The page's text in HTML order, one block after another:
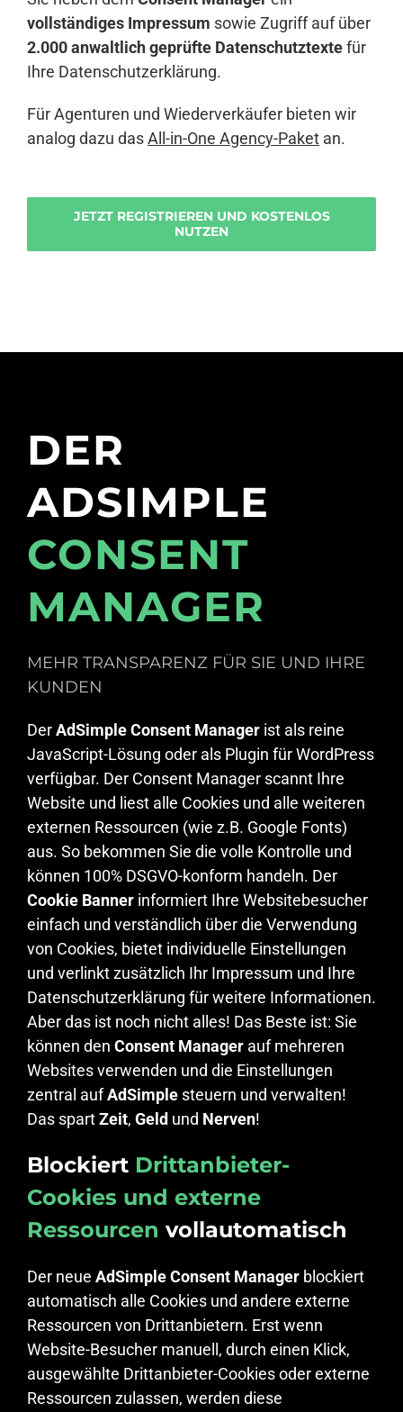
vollständiges Impressum sowie Zugriff auf über
2.000 anwaltlich geprüfte Datenschutztextefür
Ihre Datenschutzerklärung.
Für Agenturen und Wiederverkäufer bieten wir
analog dazu dasAll-in-One Agency-Paket an.
JETZT REGISTRIEREN UND KOSTENLOS
NUTZEN
DER
ADSIMPLE
CONSENT
MANAGER
MEHR TRANSPARENZ FÜR SIE UND IHRE
KUNDEN
DerAdSimple Consent Manager ist als reine
JavaScript-Lösung oder als Plugin für WordPress
verfügbar. Der Consent Manager scannt Ihre
Website und liest alle Cookies und alle weiteren
externen Ressourcen (wie z.B. Google Fonts)
aus. So bekommen Sie die volle Kontrolle und
können 100% DSGVO-konform handeln. Der
Cookie Banner informiert Ihre Websitebesucher
einfach und verständlich über die Verwendung
von Cookies, bietet individuelle Einstellungen
und verlinkt zusätzlich Ihr Impressum und Ihre
Datenschutzerklärung für weitere Informationen.
Aber das ist noch nicht alles! Das Beste ist: Sie
können den Consent Manager auf mehreren
Websites verwenden und die Einstellungen
zentral aufAdSimple steuern und verwalten!
Das spartZeit, Geld und Nerven!
Blockiert Drittanbieter-
Cookies und externe
Ressourcen vollautomatisch
Der neue AdSimple Consent Manager blockiert
automatisch alle Cookies und andere externe
Ressourcen von Drittanbietern. Erst wenn
Website-Besucher manuell, durch einen Klick,
ausgewählte Drittanbieter-Cookies oder externe
Ressourcen zulassen, werden diese